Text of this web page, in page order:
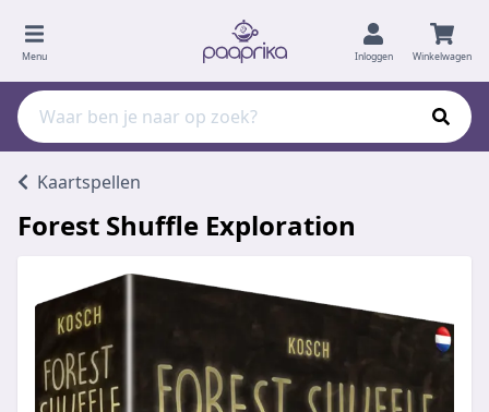
Menu Inloggen Winkelwagen
Kaartspellen
Forest Shuffle Exploration